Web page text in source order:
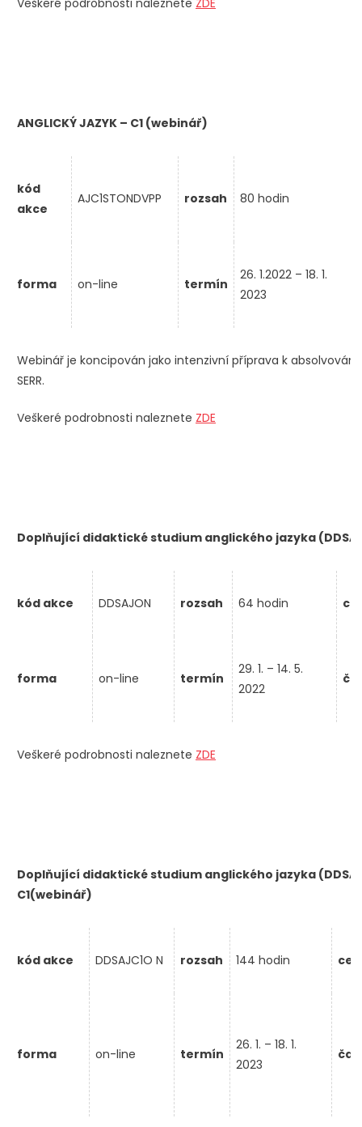
Veškeré podrobnosti naleznete ZDE
ANGLICKÝ JAZYK – C1 (webinář)
kód
akce
AJC1STONDVPP rozsah 80 hodin
forma on-line termín
26. 1.2022 – 18. 1.
2023
Webinář je koncipován jako intenzivní příprava k absolvování
SERR.
Veškeré podrobnosti naleznete ZDE
Doplňující didaktické studium anglického jazyka
kód akce DDSAJON rozsah 64 hodin
forma on-line termín
29. 1. – 14. 5.
2022
Veškeré podrobnosti naleznete ZDE
Doplňující didaktické studium anglického jazyka
C1(webinář)
kód akce DDSAJC1O N rozsah 144 hodin
forma on-line termín
26. 1. – 18. 1.
2023
čas